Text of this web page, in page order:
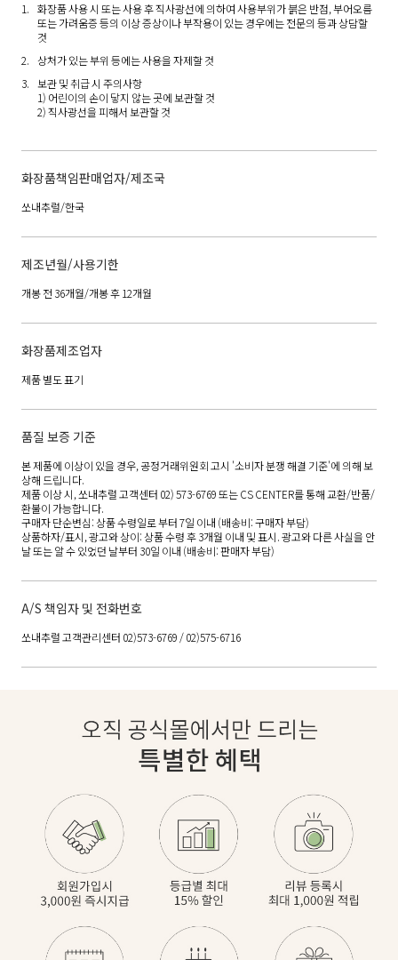
화장품 사용 시 또는 사용 후 직사광선에 의하여 사용부위가 붉은 반점, 부어오름
또는 가려움증 등의 이상 증상이나 부작용이 있는 경우에는 전문의 등과 상담할
것
상처가 있는 부위 등에는 사용을 자제할 것
보관 및 취급 시 주의사항
1) 어린이의 손이 닿지 않는 곳에 보관할 것
2) 직사광선을 피해서 보관할 것
화장품책임판매업자/제조국
쏘내추럴/한국
제조년월/사용기한
개봉 전 36개월/개봉 후 12개월
화장품제조업자
제품 별도 표기
품질 보증 기준
본 제품에 이상이 있을 경우, 공정거래위원회 고시 '소비자 분쟁 해결 기준'에 의해 보
상해 드립니다.
제품 이상 시, 쏘내추럴 고객센터 02) 573-6769 또는 CS CENTER를 통해 교환/반품/
환불이 가능합니다.
구매자 단순변심: 상품 수령일로 부터 7일 이내 (배송비: 구매자 부담)
상품하자/표시, 광고와 상이: 상품 수령 후 3개월 이내 및 표시. 광고와 다른 사실을 안
날 또는 알 수 있었던 날부터 30일 이내 (배송비: 판매자 부담)
A/S 책임자 및 전화번호
쏘내추럴 고객관리센터 02)573-6769 / 02)575-6716